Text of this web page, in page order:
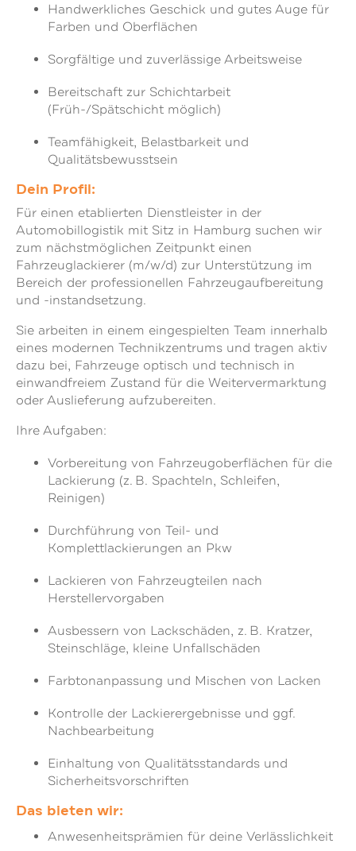
Handwerkliches Geschick und gutes Auge für
Farben und Oberflächen
Sorgfältige und zuverlässige Arbeitsweise
Bereitschaft zur Schichtarbeit
(Früh-/Spätschicht möglich)
Teamfähigkeit, Belastbarkeit und
Qualitätsbewusstsein
Dein Profil:
Für einen etablierten Dienstleister in der
Automobillogistik mit Sitz in Hamburg suchen wir
zum nächstmöglichen Zeitpunkt einen
Fahrzeuglackierer (m/w/d) zur Unterstützung im
Bereich der professionellen Fahrzeugaufbereitung
und -instandsetzung.
Sie arbeiten in einem eingespielten Team innerhalb
eines modernen Technikzentrums und tragen aktiv
dazu bei, Fahrzeuge optisch und technisch in
einwandfreiem Zustand für die Weitervermarktung
oder Auslieferung aufzubereiten.
Ihre Aufgaben:
Vorbereitung von Fahrzeugoberflächen für die
Lackierung (z. B. Spachteln, Schleifen,
Reinigen)
Durchführung von Teil- und
Komplettlackierungen an Pkw
Lackieren von Fahrzeugteilen nach
Herstellervorgaben
Ausbessern von Lackschäden, z. B. Kratzer,
Steinschläge, kleine Unfallschäden
Farbtonanpassung und Mischen von Lacken
Kontrolle der Lackierergebnisse und ggf.
Nachbearbeitung
Einhaltung von Qualitätsstandards und
Sicherheitsvorschriften
Das bieten wir:
Anwesenheitsprämien für deine Verlässlichkeit